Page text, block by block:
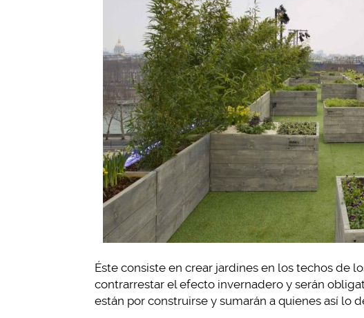
Éste consiste en crear jardines en los techos de
contrarrestar el efecto invernadero y serán
están por construirse y sumarán a quienes así lo